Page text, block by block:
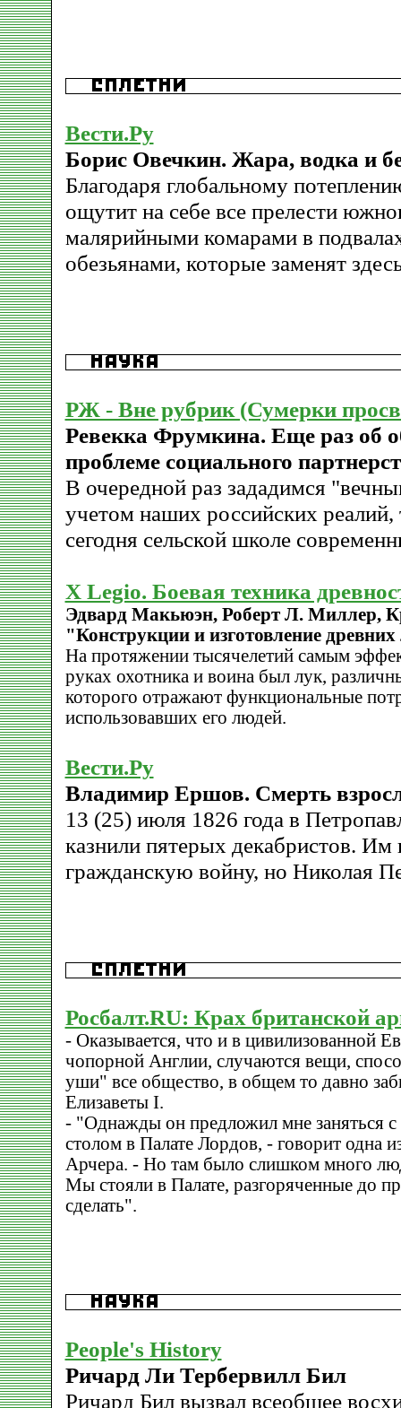
Вести.Ру
Борис Овечкин. Жара, водка и
Благодаря глобальному
ощутит на себе все прелести
малярийными комарами в
обезьянами, которые заменят
РЖ - Вне рубрик (Сумерки
Ревекка Фрумкина. Еще раз об
проблеме социального
В очередной раз зададимся
учетом наших российских реалий,
сегодня сельской школе
X Legio. Боевая техника
Эдвард Макьюэн, Роберт Л. Миллер,
"Конструкции и изготовление
На протяжении тысячелетий самым
руках охотника и воина был лук,
которого отражают функциональные
использовавших его людей.
Вести.Ру
Владимир Ершов. Смерть
13 (25) июля 1826 года в
казнили пятерых декабристов. Им
гражданскую войну, но Николая
Росбалт.RU: Крах британской
- Оказывается, что и в цивилизованной
чопорной Англии, случаются вещи,
уши" все общество, в общем то давно
Елизаветы I.
- "Однажды он предложил мне заняться
столом в Палате Лордов, - говорит одна
Арчера. - Но там было слишком много
Мы стояли в Палате, разгоряченные до
сделать".
People's History
Ричард Ли Тербервилл Бил
Ричард Бил вызвал всеобщее